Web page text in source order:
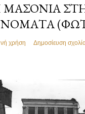
χρήση Δημοσίευση